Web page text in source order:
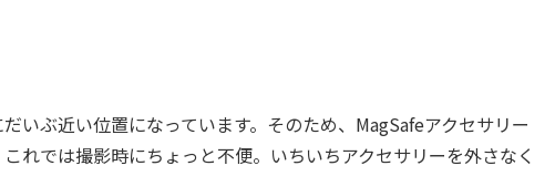
ぶ近い位置になっています。そのため、MagSafeアクセサリー
れでは撮影時にちょっと不便。いちいちアクセサリーを外さなく